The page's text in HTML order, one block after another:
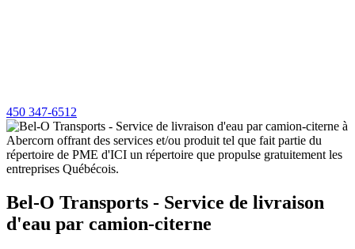
450 347-6512
Bel-O Transports - Service de livraison
d'eau par camion-citerne